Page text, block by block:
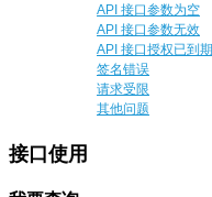
API 接口参数为空
API 接口参数无效
API 接口授权已到期
签名错误
请求受限
其他问题
接口使用